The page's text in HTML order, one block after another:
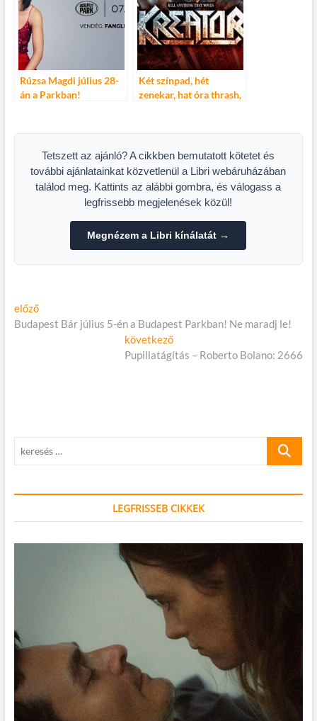
Rúzsa Magdi július 28-
án a Parkban!
Két színpad, hét
zenekar, hat óra thrash,
Tetszett az ajánló? A cikkben bemutatott kötetet és
további ajánlatainkat közvetlenül a Libri webáruházában
találod meg. Kattints az alábbi gombra, és válogass a
legfrissebb megjelenések közül!
Megnézem a Libri kínálatát →
Bejegyzés
navigáció
előzőElőző
cikk:
Budapest Bár július 5-én a Budapest Parkban! Ne maradj le!
következőKövetkező
cikk:
Pupillatágítás – Roberto Bolano: 2666
keresés
LEGFRISSEB CIKKEK